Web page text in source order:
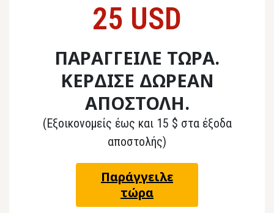
25 USD
ΠΑΡΑΓΓΕΙΛΕ ΤΩΡΑ.
ΚΕΡΔΙΣΕ ΔΩΡΕΑΝ
ΑΠΟΣΤΟΛΗ.
(Εξοικονομείς έως και 15 $ στα έξοδα
αποστολής)
Παράγγειλε
τώρα